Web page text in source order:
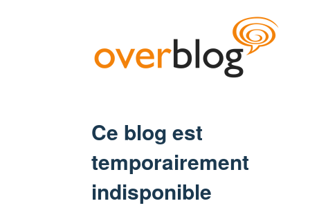
Ce blog est
temporairement
indisponible